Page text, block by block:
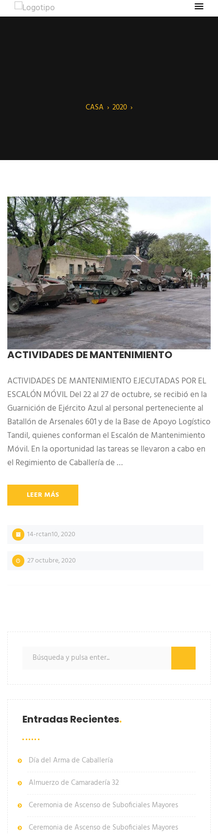
CASA › 2020 ›
ACTIVIDADES DE MANTENIMIENTO
ACTIVIDADES DE MANTENIMIENTO EJECUTADAS POR EL
ESCALÓN MÓVIL Del 22 al 27 de octubre, se recibió en la
Guarnición de Ejército Azul al personal perteneciente al
Batallón de Arsenales 601 y de la Base de Apoyo Logístico
Tandil, quienes conforman el Escalón de Mantenimiento
Móvil. En la oportunidad las tareas se llevaron a cabo en
el Regimiento de Caballería de …
LEER MÁS
14-rctan10,2020
27 octubre, 2020
Entradas Recientes
Día del Arma de Caballería
Almuerzo de Camaradería 32
Ceremonia de Ascenso de Suboficiales Mayores
Ceremonia de Ascenso de Suboficiales Mayores